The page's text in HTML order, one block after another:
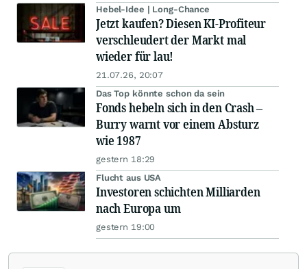
Hebel-Idee | Long-Chance
Jetzt kaufen? Diesen KI-Profiteur
verschleudert der Markt mal
wieder für lau!
21.07.26, 20:07
Das Top könnte schon da sein
Fonds hebeln sich in den Crash –
Burry warnt vor einem Absturz
wie 1987
gestern 18:29
Flucht aus USA
Investoren schichten Milliarden
nach Europa um
gestern 19:00